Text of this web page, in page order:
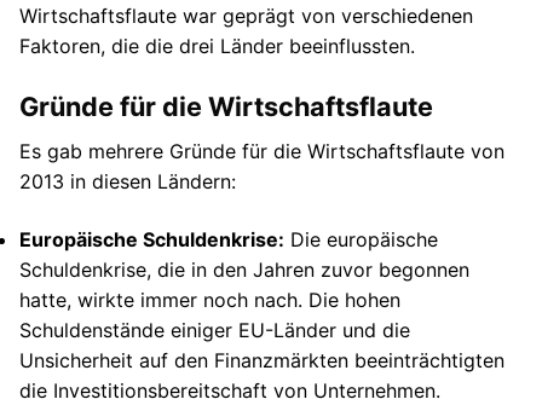
Wirtschaftsflaute war geprägt von verschiedenen
Faktoren, die die drei Länder beeinflussten.
Gründe für die Wirtschaftsflaute
Es gab mehrere Gründe für die Wirtschaftsflaute von
2013 in diesen Ländern:
Europäische Schuldenkrise: Die europäische
Schuldenkrise, die in den Jahren zuvor begonnen
hatte, wirkte immer noch nach. Die hohen
Schuldenstände einiger EU-Länder und die
Unsicherheit auf den Finanzmärkten beeinträchtigten
die Investitionsbereitschaft von Unternehmen.